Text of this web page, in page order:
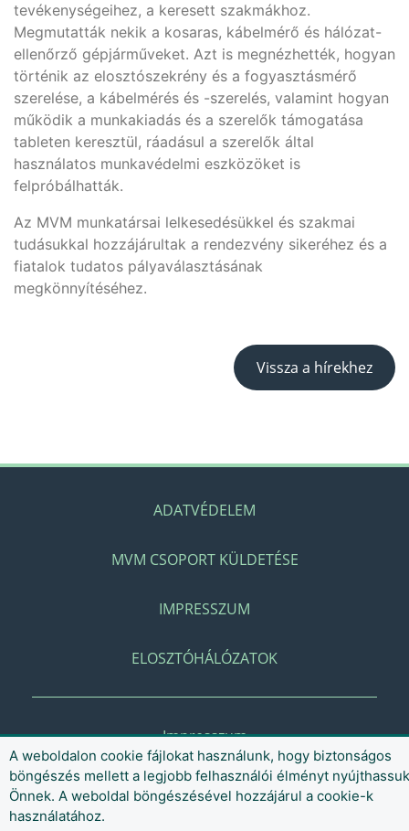
tevékenységeihez, a keresett szakmákhoz.
Megmutatták nekik a kosaras, kábelmérő és hálózat-
ellenőrző gépjárműveket. Azt is megnézhették, hogyan
történik az elosztószekrény és a fogyasztásmérő
szerelése, a kábelmérés és -szerelés, valamint hogyan
működik a munkakiadás és a szerelők támogatása
tableten keresztül, ráadásul a szerelők által
használatos munkavédelmi eszközöket is
felpróbálhatták.
Az MVM munkatársai lelkesedésükkel és szakmai
tudásukkal hozzájárultak a rendezvény sikeréhez és a
fiatalok tudatos pályaválasztásának
megkönnyítéséhez.
Vissza a hírekhez
ADATVÉDELEM
MVM CSOPORT KÜLDETÉSE
IMPRESSZUM
ELOSZTÓHÁLÓZATOK
Impresszum
A weboldalon cookie fájlokat használunk, hogy biztonságos
böngészés mellett a legjobb felhasználói élményt nyújthassuk
Önnek. A weboldal böngészésével hozzájárul a cookie-k
használatához.